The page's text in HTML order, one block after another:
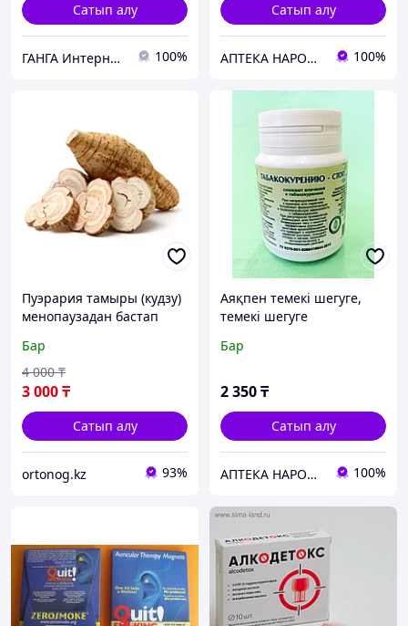
Сатып алу
ГАНГА Интернет-магазин 100%
Сатып алу
АПТЕКА НАРОДНОЙ МЕДИЦИНЫ 100%
Пуэрария тамыры (кудзу)
менопаузадан бастап
Бар
3 000₸
4 000 ₸
Сатып алу
ortonog.kz 93%
Аяқпен темекі шегуге,
темекі шегуге
таб
Бар
2 350₸
Сатып алу
АПТЕКА НАРОДНОЙ МЕДИЦИНЫ 100%